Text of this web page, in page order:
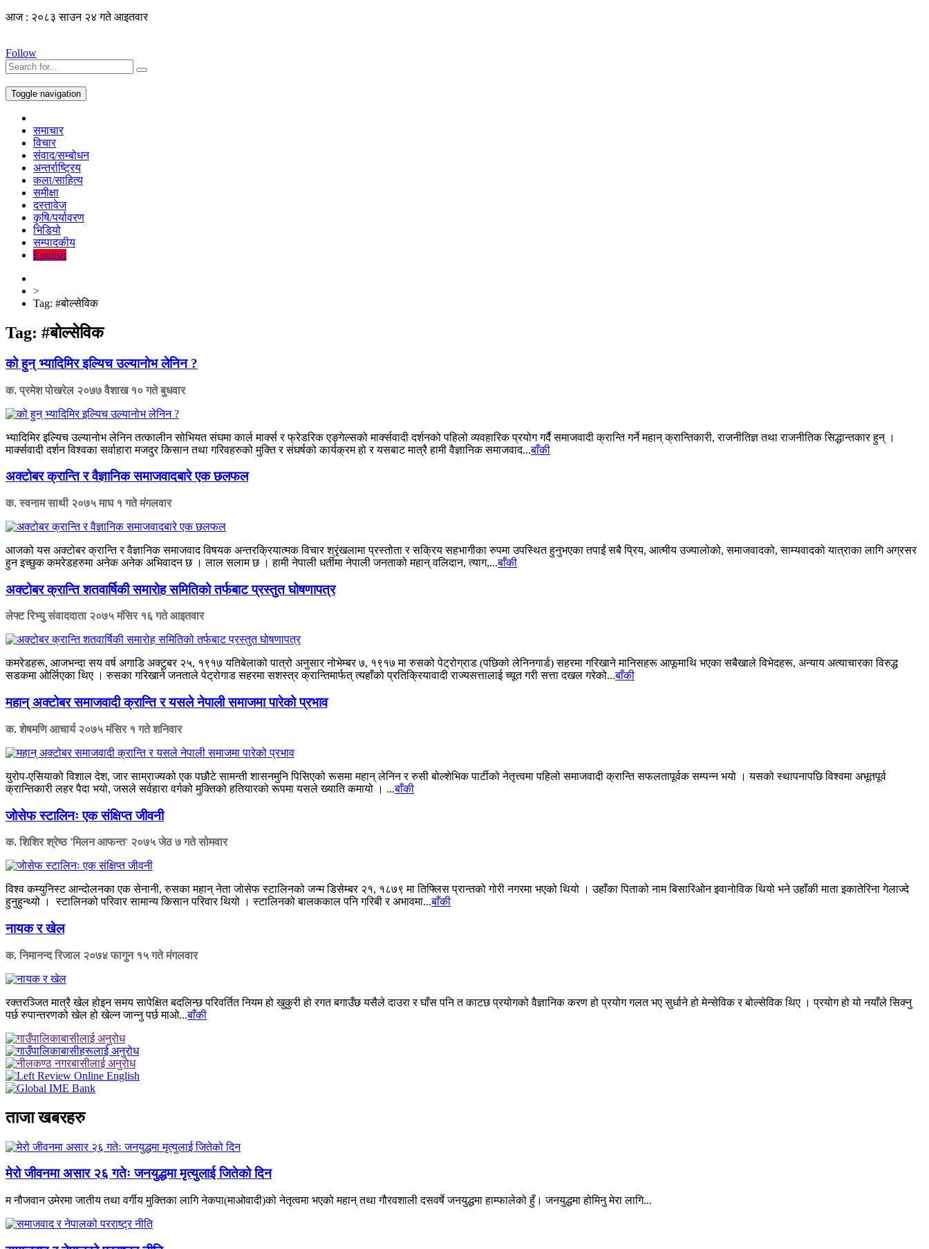
आज : २०८३ साउन २४ गते आइतवार
Follow
Toggle navigation
समाचार
विचार
संवाद/सम्बोधन
अन्तर्राष्ट्रिय
कला/साहित्य
समीक्षा
दस्तावेज
कृषि/पर्यावरण
भिडियो
सम्पादकीय
English
>
Tag: #बोल्सेविक
Tag: #बोल्सेविक
को हुन् भ्यादिमिर इल्यिच उल्यानोभ लेनिन ?
क. प्रमेश पोखरेल २०७७ वैशाख १० गते बुधवार
भ्यादिमिर इल्यिच उल्यानोभ लेनिन तत्कालीन सोभियत संघमा कार्ल मार्क्स र फ्रेडरिक एङ्गेल्सको मार्क्सवादी दर्शनको पहिलो व्यवहारिक प्रयोग गर्दै समाजवादी क्रान्ति गर्ने महान् क्रान्तिकारी, राजनीतिज्ञ तथा राजनीतिक सिद्धान्तकार हुन् ।
मार्क्सवादी दर्शन विश्वका सर्वाहारा मजदुर किसान तथा गरिवहरुको मुक्ति र संघर्षको कार्यक्रम हो र यसबाट मात्रै हामी वैज्ञानिक समाजवाद...बाँकी
अक्टोबर क्रान्ति र वैज्ञानिक समाजवादबारे एक छलफल
क. स्वनाम साथी २०७५ माघ १ गते मंगलवार
आजको यस अक्टोबर क्रान्ति र वैज्ञानिक समाजवाद विषयक अन्तरक्रियात्मक विचार श्रृंखलामा प्रस्तोता र सक्रिय सहभागीका रुपमा उपस्थित हुनुभएका तपाईं सबै प्रिय, आत्मीय उज्यालोको, समाजवादको, साम्यवादको यात्राका लागि अग्रसर
हुन इच्छुक कमरेडहरुमा अनेक अनेक अभिवादन छ । लाल सलाम छ । हामी नेपाली धर्तीमा नेपाली जनताको महान् वलिदान, त्याग,...बाँकी
अक्टोबर क्रान्ति शतवार्षिकी समारोह समितिको तर्फबाट प्रस्तुत घोषणापत्र
लेफ्ट रिभ्यु संवाददाता २०७५ मंसिर १६ गते आइतवार
कमरेडहरू, आजभन्दा सय वर्ष अगाडि अक्टुबर २५, १९१७ यतिबेलाको पात्रो अनुसार नोभेम्बर ७, १९१७ मा रुसको पेट्रोग्राड (पछिको लेनिनगार्ड) सहरमा गरिखाने मानिसहरू आफूमाथि भएका सबैखाले विभेदहरू, अन्याय अत्याचारका विरुद्ध
सडकमा ओर्लिएका थिए । रुसका गरिखाने जनताले पेट्रोगाड सहरमा सशस्त्र क्रान्तिमार्फत् त्यहाँको प्रतिक्रियावादी राज्यसत्तालाई च्यूत गरी सत्ता दखल गरेको...बाँकी
महान् अक्टोबर समाजवादी क्रान्ति र यसले नेपाली समाजमा पारेको प्रभाव
क. शेषमणि आचार्य २०७५ मंसिर १ गते शनिवार
युरोप-एसियाको विशाल देश, जार साम्राज्यको एक पछौटे सामन्ती शासनमुनि पिसिएको रूसमा महान् लेनिन र रुसी बोल्शेभिक पार्टीको नेतृत्त्वमा पहिलो समाजवादी क्रान्ति सफलतापूर्वक सम्पन्न भयो । यसको स्थापनापछि विश्वमा अभूतपूर्व
क्रान्तिकारी लहर पैदा भयो, जसले सर्वहारा वर्गको मुक्तिको हतियारको रूपमा यसले ख्याति कमायो । ...बाँकी
जाेसेफ स्टालिनः एक संक्षिप्त जीवनी
क. शिशिर श्रेष्ठ 'मिलन आफन्त' २०७५ जेठ ७ गते सोमवार
विश्व कम्युनिस्ट आन्दोलनका एक सेनानी, रुसका महान् नेता जोसेफ स्टालिनको जन्म डिसेम्बर २१, १८७९ मा तिफ्लिस प्रान्तको गोरी नगरमा भएको थियो । उहाँका पिताको नाम बिसारिओन इवानोविक थियो भने उहाँकी माता इकातेरिना गेलाज्दे
हुनुहुन्थ्यो । स्टालिनको परिवार सामान्य किसान परिवार थियो । स्टालिनको बालककाल पनि गरिबी र अभावमा...बाँकी
नायक र खेल
क. निमानन्द रिजाल २०७४ फागुन १५ गते मंगलवार
रक्तरञ्जित मात्रै खेल होइन समय सापेक्षित बदलिन्छ परिवर्तित नियम हो खुकुरी हो रगत बगाउँछ यसैले दाउरा र घाँस पनि त काटछ प्रयोगको वैज्ञानिक करण हो प्रयोग गलत भए सुर्धाने हो मेन्सेविक र बोल्सेविक थिए । प्रयोग हो यो नयाँले सिक्नु
पर्छ रुपान्तरणको खेल हो खेल्न जान्नु पर्छ माओ...बाँकी
ताजा खबरहरु
मेरो जीवनमा असार २६ गतेः जनयुद्धमा मृत्युलाई जितेको दिन
म नौजवान उमेरमा जातीय तथा वर्गीय मुक्तिका लागि नेकपा(माओवादी)को नेतृत्वमा भएको महान् तथा गौरवशाली दसवर्षे जनयुद्धमा हाम्फालेको हुँ। जनयुद्धमा होमिनु मेरा लागि...